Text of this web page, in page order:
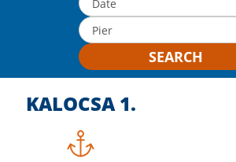
SEARCH
KALOCSA 1.